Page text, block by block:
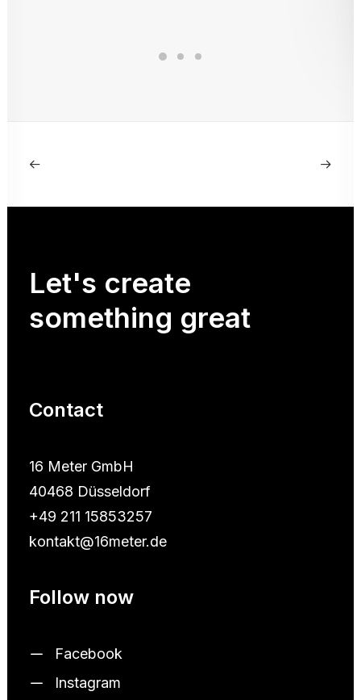
Let's create
something great
Contact
16 Meter GmbH
40468 Düsseldorf
+49 211 15853257
kontakt@16meter.de
Follow now
Facebook
Instagram